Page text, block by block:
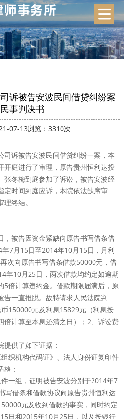
诉被告安波民间借贷纠纷案
事判决书
07-13浏览：3310次
司诉被告安波民间借贷纠纷一案，本
开庭进行了审理，原告贵州恒利达投
张冬梅到庭参加了诉讼，被告安波经
定时间到庭应诉，本院依法缺席审
终结。
，被告因资金紧缺向原告书写借条借
7月15日至2014年10月15日，月利
次向原告书写借条借款50000元，借
年10月25日，两次借款均约定如逾期
5倍计算违约金。借款期限届满后，原
告一直推脱。故特请求人民法院判
150000元及利息15829元（利息按
倍计算至本息还清之日）；2、诉讼费
提供了如下证据：
织机构代码证》、法人身份证复印件
格；
一组，证明被告安波分别于2014年7
写借条和借款协议向原告贵州恒利达
元及收到借款的事实，同时约定
日和2015年10月25日，以及按银行